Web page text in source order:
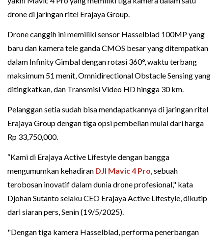
drone di jaringan ritel Erajaya Group.
Drone canggih ini memiliki sensor Hasselblad 100MP yang
baru dan kamera tele ganda CMOS besar yang ditempatkan
dalam Infinity Gimbal dengan rotasi 360°, waktu terbang
maksimum 51 menit, Omnidirectional Obstacle Sensing yang
ditingkatkan, dan Transmisi Video HD hingga 30 km.
Pelanggan setia sudah bisa mendapatkannya di jaringan ritel
Erajaya Group dengan tiga opsi pembelian mulai dari harga
Rp 33,750,000.
“Kami di Erajaya Active Lifestyle dengan bangga
mengumumkan kehadiran DJI Mavic 4 Pro, sebuah
terobosan inovatif dalam dunia drone profesional," kata
Djohan Sutanto selaku CEO Erajaya Active Lifestyle, dikutip
dari siaran pers, Senin (19/5/2025).
"Dengan tiga kamera Hasselblad, performa penerbangan